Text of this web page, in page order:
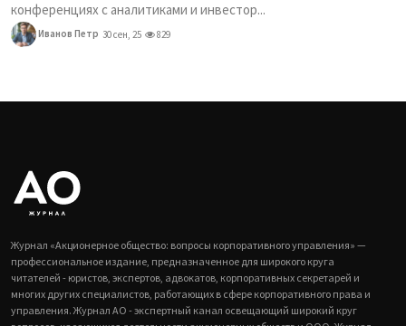
конференциях с аналитиками и инвестор...
Иванов Петр 30 сен, 25 829
Журнал «Акционерное общество: вопросы корпоративного управления» —
профессиональное издание, предназначенное для широкого круга
читателей - юристов, экспертов, адвокатов, корпоративных секретарей и
многих других специалистов, работающих в сфере корпоративного права и
управления. Журнал АО - экспертный канал освещающий широкий круг